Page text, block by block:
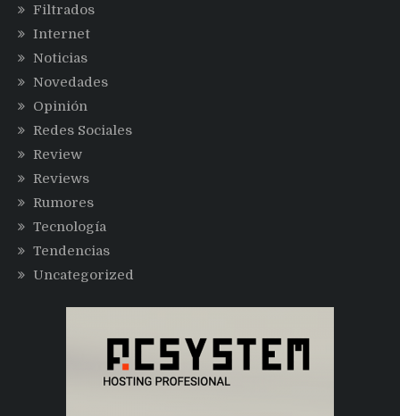
Filtrados
Internet
Noticias
Novedades
Opinión
Redes Sociales
Review
Reviews
Rumores
Tecnología
Tendencias
Uncategorized